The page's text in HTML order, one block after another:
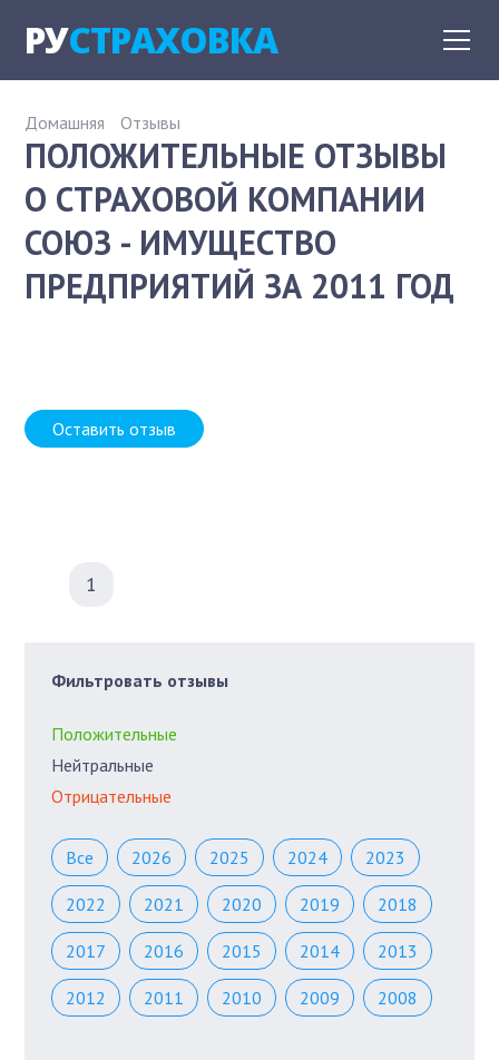
РУСТРАХОВКА
Домашняя Отзывы
ПОЛОЖИТЕЛЬНЫЕ ОТЗЫВЫ
О СТРАХОВОЙ КОМПАНИИ
СОЮЗ - ИМУЩЕСТВО
ПРЕДПРИЯТИЙ ЗА 2011 ГОД
Оставить отзыв
1
Фильтровать отзывы
Положительные
Нейтральные
Отрицательные
Все 2026 2025 2024 2023
2022 2021 2020 2019 2018
2017 2016 2015 2014 2013
2012 2011 2010 2009 2008